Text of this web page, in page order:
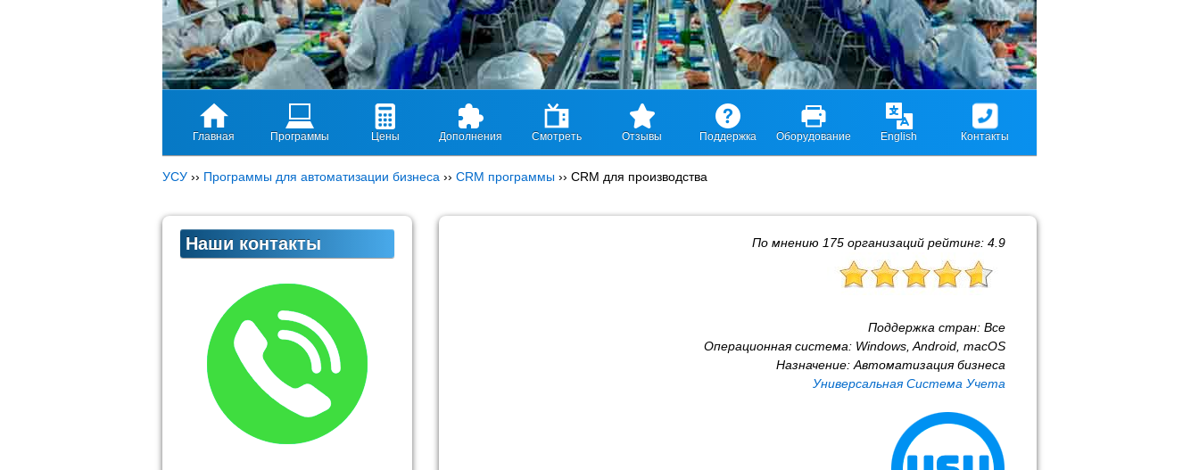
Главная Программы Цены Дополнения Смотреть Отзывы Поддержка Оборудование English Контакты
УСУ ›› Программы для автоматизации бизнеса ›› CRM программы ›› CRM для производства
По мнению 175 организаций рейтинг: 4.9
Поддержка стран: Все
Операционная система: Windows, Android, macOS
Назначение: Автоматизация бизнеса
Универсальная Система Учета
Наши контакты